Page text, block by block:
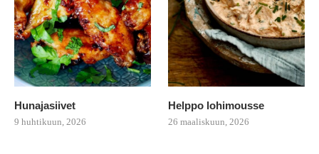
Hunajasiivet
9 huhtikuun, 2026
Helppo lohimousse
26 maaliskuun, 2026